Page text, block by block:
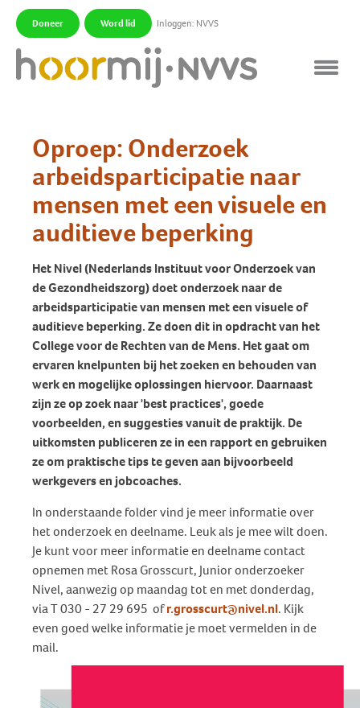
Doneer Word lid Inloggen: NVVS
Oproep: Onderzoek
arbeidsparticipatie naar
mensen met een visuele en
auditieve beperking
Het Nivel (Nederlands Instituut voor Onderzoek van
de Gezondheidszorg) doet onderzoek naar de
arbeidsparticipatie van mensen met een visuele of
auditieve beperking. Ze doen dit in opdracht van het
College voor de Rechten van de Mens. Het gaat om
ervaren knelpunten bij het zoeken en behouden van
werk en mogelijke oplossingen hiervoor. Daarnaast
zijn ze op zoek naar 'best practices', goede
voorbeelden, en suggesties vanuit de praktijk. De
uitkomsten publiceren ze in een rapport en gebruiken
ze om praktische tips te geven aan bijvoorbeeld
werkgevers en jobcoaches.
In onderstaande folder vind je meer informatie over
het onderzoek en deelname. Leuk als je mee wilt doen.
Je kunt voor meer informatie en deelname contact
opnemen met Rosa Grosscurt, Junior onderzoeker
Nivel, aanwezig op maandag tot en met donderdag,
via T 030 - 27 29 695 ofr.grosscurt@nivel.nl. Kijk
even goed welke informatie je moet vermelden in de
mail.